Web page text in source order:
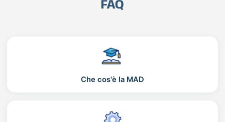
FAQ
Che cos'è la MAD